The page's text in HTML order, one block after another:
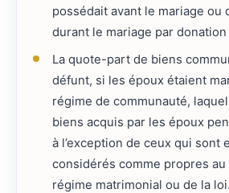
possédait avant le mariage ou
durant le mariage par
La quote-part de biens
défunt, si les époux étaient
régime de communauté,
biens acquis par les époux
à l’exception de ceux qui sont
considérés comme propres au
régime matrimonial ou de la